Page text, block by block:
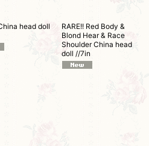
head doll
RARE!! Red Body &
Blond Hear & Race
Shoulder China head
doll //7in